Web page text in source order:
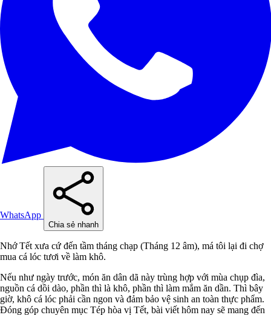
WhatsApp
Chia sẻ nhanh
Nhớ Tết xưa cứ đến tầm tháng chạp (Tháng 12 âm), má tôi lại đi chợ
mua cá lóc tươi về làm khô.
Nếu như ngày trước, món ăn dân dã này trùng hợp với mùa chụp đìa,
nguồn cá dồi dào, phần thì là khô, phần thì làm mắm ăn dần. Thì bây
giờ, khô cá lóc phải cần ngon và đảm bảo vệ sinh an toàn thực phẩm.
Đóng góp chuyên mục Tép hòa vị Tết, bài viết hôm nay sẽ mang đến